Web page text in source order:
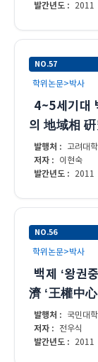
발간년도 : 2011
NO.57
학위논문>박사
4~5세기대
의 地域相
발행처 : 고려대
저자 : 이현숙
발간년도 : 2011
NO.56
학위논문>박사
백제 ‘왕권
濟 ‘王權中
발행처 : 국민대
저자 : 전우식
발간년도 : 2011